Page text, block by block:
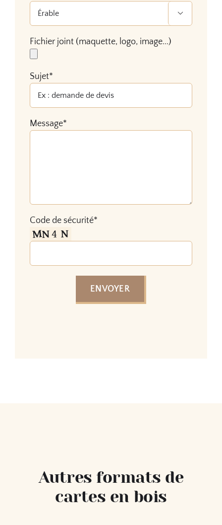

Fichier joint (maquette, logo, image...)
Sujet*
Message*
Code de sécurité*
Autres formats de
cartes en bois